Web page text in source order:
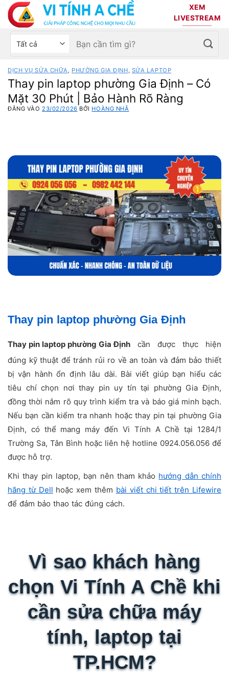
Bỏ
qua
nội
dung
XEM
LIVESTREAM
Chọn
sản
phẩm
Tìm
kiếm:
DỊCH VỤ SỬA CHỮA PHƯỜNG GIA ĐỊNH SỬA LAPTOP
Thay pin laptop phường Gia Định – Có
Mặt 30 Phút | Bảo Hành Rõ Ràng
ĐĂNG VÀO23/02/2026 BỞI HOÀNG NHÃ
Thay pin laptop phường Gia Định
Thay pin laptop phường Gia Định cần được thực hiện
đúng kỹ thuật để tránh rủi ro về an toàn và đảm bảo thiết
bị vận hành ổn định lâu dài. Bài viết giúp bạn hiểu các
tiêu chí chọn nơi thay pin uy tín tại phường Gia Định,
đồng thời nắm rõ quy trình kiểm tra và báo giá minh bạch.
Nếu bạn cần kiểm tra nhanh hoặc thay pin tại phường Gia
Định, có thể mang máy đến Vi Tính A Chề tại 1284/1
Trường Sa, Tân Bình hoặc liên hệ hotline 0924.056.056 để
được hỗ trợ.
Khi thay pin laptop, bạn nên tham khảo hướng dẫn chính
hãng từ Dell hoặc xem thêm bài viết chi tiết trên Lifewire
để đảm bảo thao tác đúng cách.
Vì sao khách hàng
chọn Vi Tính A Chề khi
cần sửa chữa máy
tính, laptop tại
TP.HCM?